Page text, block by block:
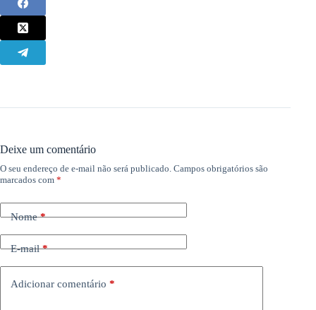
Deixe um comentário
O seu endereço de e-mail não será publicado. Campos obrigatórios são
marcados com *
Nome*
E-mail*
Adicionar comentário *